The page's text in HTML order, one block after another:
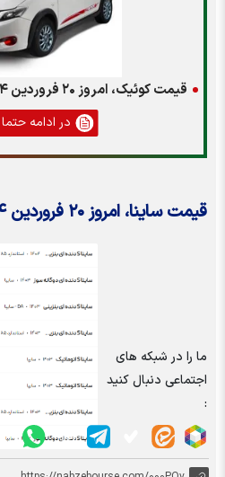
قیمت کوئیک، امروز ۲۰ فروردین ۱۴۰۴
در ادامه
قیمت ساینا، امروز ۲۰ فروردین ۱۴۰۴
ما را در شبکه های
اجتماعی دنبال کنید
: